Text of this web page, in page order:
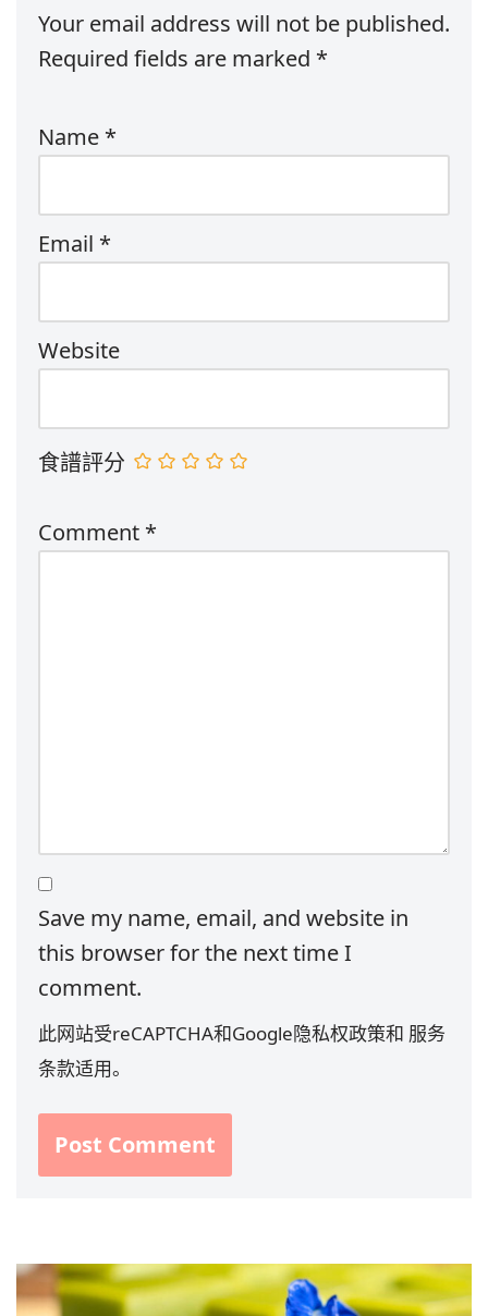
Your email address will not be published.
Required fields are marked *
Name *
Email *
Website
食譜評分
Comment *
Save my name, email, and website in
this browser for the next time I
comment.
此网站受reCAPTCHA和Google隐私权政策和 服务
条款适用。